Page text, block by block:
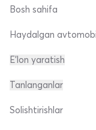
Bosh sahifa
Haydalgan
E'lon yaratish
Tanlanganlar
Solishtirishlar